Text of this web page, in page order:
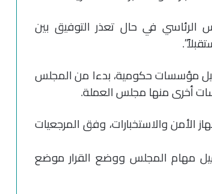
الرئاسي في حال تعذر التوفيق بين
اعتبارا من يوليو/تموز 2025 في تشكيل مؤسسات حكومية، بدءا من المجلس
أخرى منها مجلس العملة.
والاستخبارات، وفق المرجعيات
مهام المجلس ووضع القرار موضع